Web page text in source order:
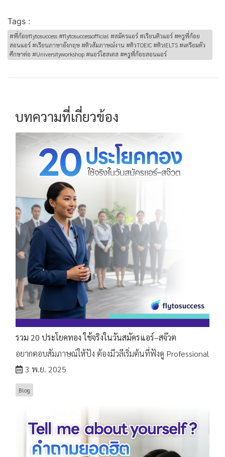
Tags :
#พี่ก้อยflytosuccess #flytosuccessofficial #สมัครแอร์ #เรียนติวแอร์ #ครูพี่ก้อย
สอนแอร์ #เรียนภาษาอังกฤษ #ติวสัมภาษณ์งาน #ติวTOEIC #ติวIELTS #เตรียมตัว
ศึกษาต่อ #Universityworkshop #แอร์โฮสเตส #ครูพี่ก้อยสอนแอร์
บทความที่เกี่ยวข้อง
รวม 20 ประโยคทอง ใช้จริงในวันสมัครแอร์–สจ๊วต
อยากตอบสัมภาษณ์ให้ปัง ต้องมีวลีเริ่มต้นที่ฟังดู Professional
3 พ.ย. 2025
ฺBlog